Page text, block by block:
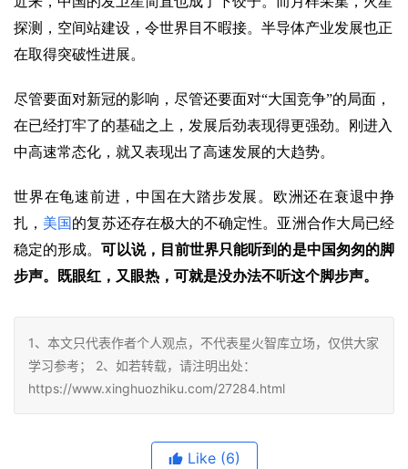
探测，空间站建设，令世界目不暇接。半导体产业发展也正
在取得突破性进展。
尽管要面对新冠的影响，尽管还要面对“大国竞争”的局面，
在已经打牢了的基础之上，发展后劲表现得更强劲。刚进入
中高速常态化，就又表现出了高速发展的大趋势。
世界在龟速前进，中国在大踏步发展。欧洲还在衰退中挣
扎， 美国 的复苏还存在极大的不确定性。亚洲合作大局已经
稳定的形成。可以说，目前世界只能听到的是中国匆匆的脚
步声。既眼红，又眼热，可就是没办法不听这个脚步声。
1、本文只代表作者个人观点，不代表星火智库立场，仅供大家
学习参考； 2、如若转载，请注明出处：
https://www.xinghuozhiku.com/27284.html
Like (6)